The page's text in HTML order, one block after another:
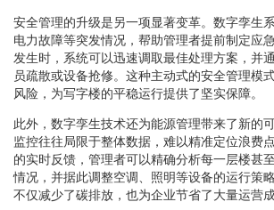
安全管理的升级是另一项显著变革。数字孪生
电力故障等突发情况，帮助管理者提前制定应
发生时，系统可以迅速调取最佳处理方案，并
员疏散或设备抢修。这种主动式的安全管理模
风险，为写字楼的平稳运行提供了坚实保障。
此外，数字孪生技术还为能源管理带来了新的
监控往往局限于整体数据，难以精准定位浪费
的实时反馈，管理者可以精确分析每一层楼甚
情况，并据此调整空调、照明等设备的运行策
不仅减少了碳排放，也为企业节省了大量运营成